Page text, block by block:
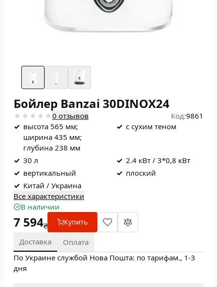
Бойлер Banzai 30DINOX24
0 отзывов Код:9861
✓ высота 565 мм;
ширина 435 мм;
глубина 238 мм
✓ с сухим теном
✓ 30 л ✓ 2.4 кВт / 3*0,8 кВт
✓ вертикальный ✓ плоский
✓ Китай / Украина
Все характеристики
В наличии
7 594₴ Купить
Доставка
Оплата
По Украине службой Нова Пошта: по тарифам., 1-3
дня